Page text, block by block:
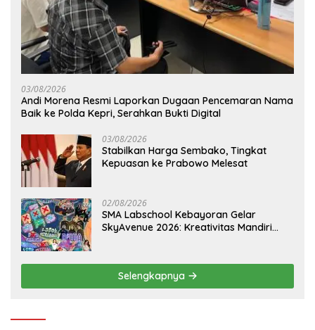
03/08/2026
Andi Morena Resmi Laporkan Dugaan Pencemaran Nama
Baik ke Polda Kepri, Serahkan Bukti Digital
03/08/2026
Stabilkan Harga Sembako, Tingkat
Kepuasan ke Prabowo Melesat
02/08/2026
SMA Labschool Kebayoran Gelar
SkyAvenue 2026: Kreativitas Mandiri
Selengkapnya